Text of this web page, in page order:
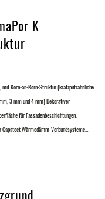
K
mit Korn-an-Korn-Struktur (kratzputzähnliche
3 mm und 4 mm) Dekorativer
für Fassadenbeschichtungen.
Wärmedämm-Verbundsysteme…